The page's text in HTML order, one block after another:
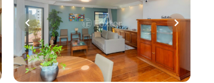
% OFF
150m² 4quartos•4banheiros•
vagas
Apartamento • Edificio Rio
Araguaia